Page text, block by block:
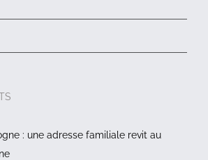
: une adresse familiale revit au